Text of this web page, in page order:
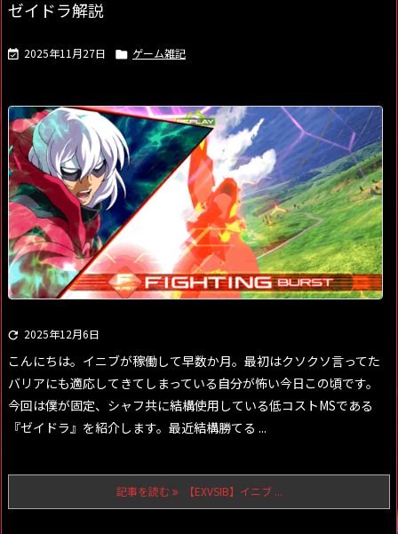
ゼイドラ解説
 2025年11月27日  ゲーム雑記
 2025年12月6日
こんにちは。イニブが稼働して早数か月。最初はクソクソ言ってた
バリアにも適応してきてしまっている自分が怖い今日この頃です。
今回は僕が固定、シャフ共に結構使用している低コストMSである
『ゼイドラ』を紹介します。最近結構勝てる ...
記事を読む 【EXVSIB】イニブ ...